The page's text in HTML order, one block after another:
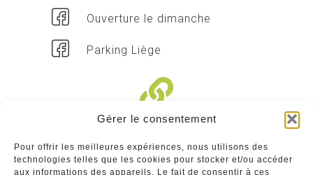
Gérer le consentement
Pour offrir les meilleures expériences, nous utilisons des
technologies telles que les cookies pour stocker et/ou accéder
aux informations des appareils. Le fait de consentir à ces
Ouverture le dimanche
Parking Liège
Commerçants